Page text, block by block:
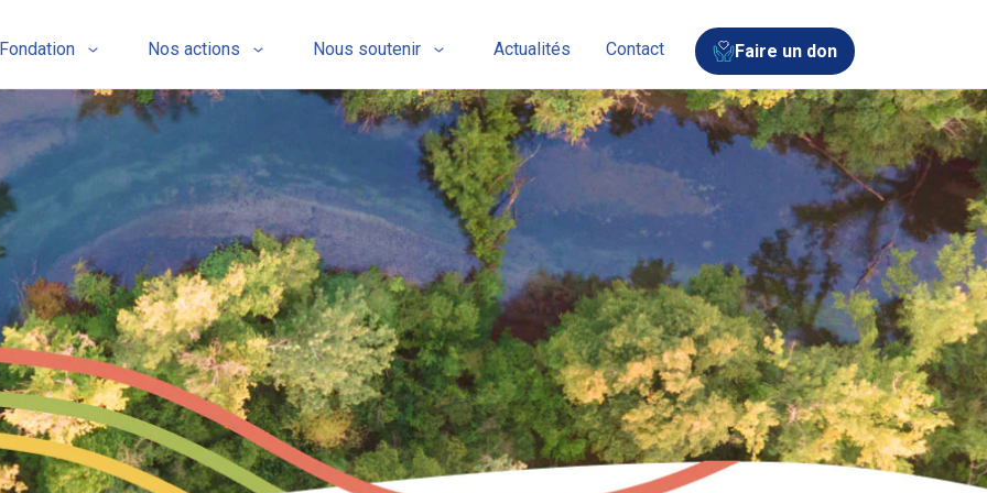
Nos actions Nous soutenir Actualités Contact Faire un don